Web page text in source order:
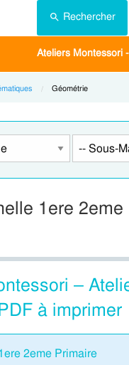
Rechercher
Ateliers Montessori
Current:
Géométrie
1ere 2eme
–
à imprimer
2eme Primaire